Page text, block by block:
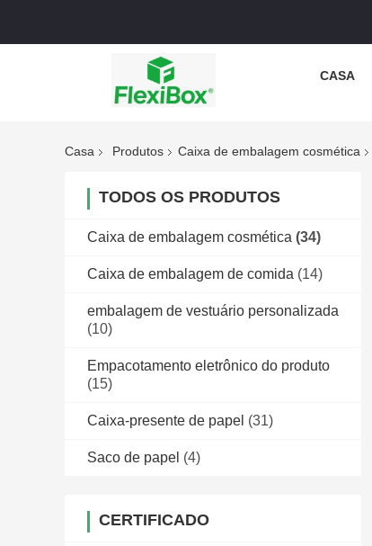
CASA
Casa Produtos Caixa de embalagem cosmética
TODOS OS PRODUTOS
Caixa de embalagem cosmética (34)
Caixa de embalagem de comida (14)
embalagem de vestuário personalizada
(10)
Empacotamento eletrônico do produto
(15)
Caixa-presente de papel (31)
Saco de papel (4)
CERTIFICADO